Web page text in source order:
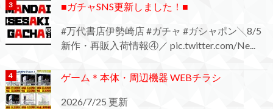
■ガチャSNS更新しました！■
#万代書店伊勢崎店 #ガチャ #ガシャポン╲8/5
新作・再販入荷情報④／ pic.twitter.com/Ne...
ゲーム＊本体・周辺機器 WEBチラシ
2026/7/25 更新